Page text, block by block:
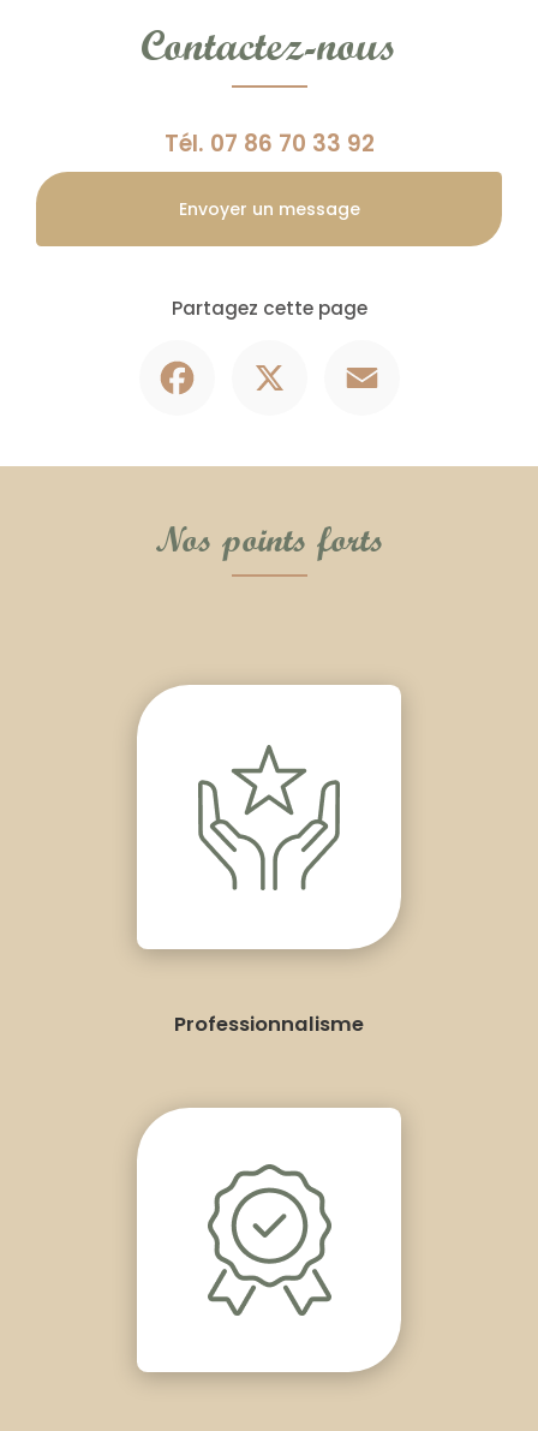
Contactez-nous
Tél. 07 86 70 33 92
Envoyer un message
Partagez cette page
Nos points forts
Professionnalisme